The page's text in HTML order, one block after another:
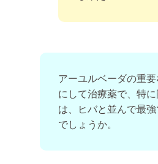
アーユルベーダの重
にして治療薬で、特
は、ヒバと並んで最
でしょうか。